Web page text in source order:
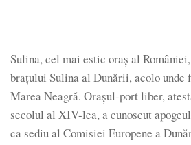
Sulina, cel mai estic oraș al
brațului Sulina al Dunării, acolo unde
Marea Neagră. Orașul-port liber,
secolul al XIV-lea, a cunoscut
ca sediu al Comisiei Europene a